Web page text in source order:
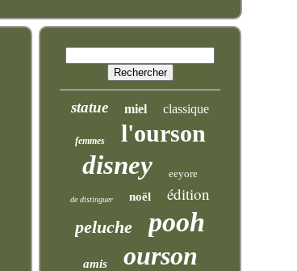
statue miel classique
femmes l'ourson
disney eeyore
de distinguer noël
édition
peluche
pooh
amis ourson